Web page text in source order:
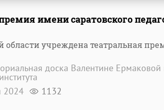
имени саратовского
области учреждена театральная
доска Валентине Ермаковой
2024
1132